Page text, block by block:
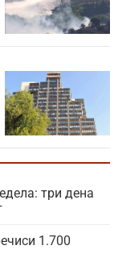
три дена
1.700